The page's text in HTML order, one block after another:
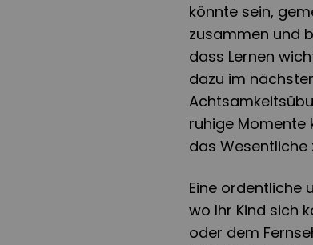
könnte sein,
zusammen und
dass Lernen
dazu im
ruhige Momente
das Wesentliche
Eine ordentliche
wo Ihr Kind sich
oder dem